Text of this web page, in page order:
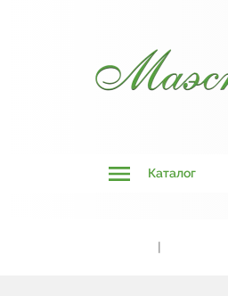
Каталог